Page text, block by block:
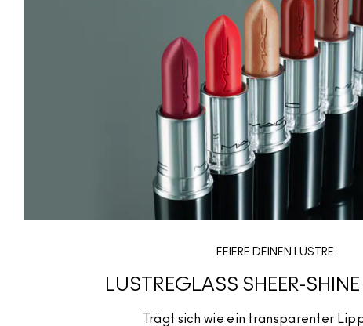
FEIERE DEINEN LUSTRE
LUSTREGLASS SHEER-
Trägt sich wie ein transparenter